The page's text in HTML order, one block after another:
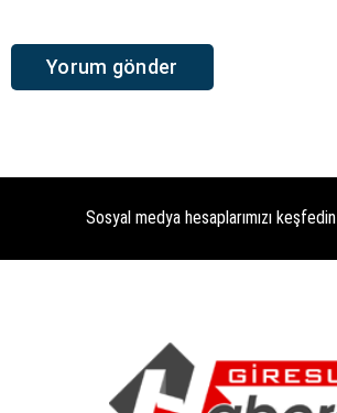
Sosyal medya hesaplarımızı keşfedin